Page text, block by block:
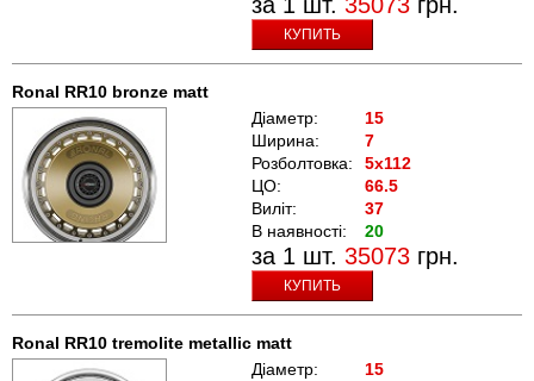
КУПИТЬ
Ronal RR10 bronze matt
Діаметр:
15
Ширина:
7
Розболтовка:
5x112
ЦО:
66.5
Виліт:
37
В наявності:
20
за 1 шт.35073 грн.
КУПИТЬ
Ronal RR10 tremolite metallic matt
Діаметр:
15